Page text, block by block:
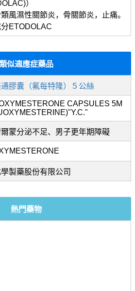
）
風濕性關節炎，骨關節炎，止痛。
ETODOLAC
似適應症藥品
膠囊（氟每特隆）５公絲
CAPSULES 5M
蒙分泌不足、男子更年期障礙
製藥股份有限公司
熱門藥物